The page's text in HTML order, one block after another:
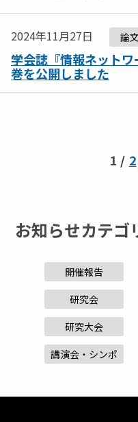
2024年11月27日 論
学会誌『情報ネット
巻を公開しました
1 2
お知らせカテゴ
開催報告
研究会
研究大会
講演会・シンポ